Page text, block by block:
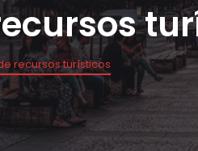
recursos turísticos